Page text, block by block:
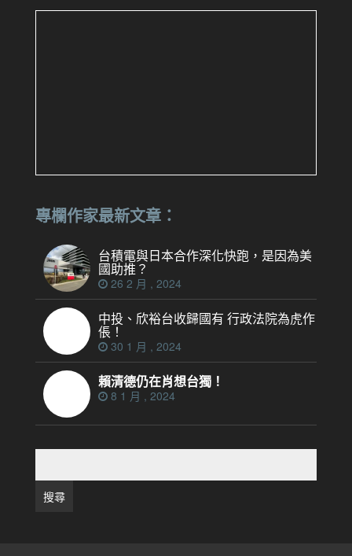
專欄作家最新文章：
台積電與日本合作深化快跑，是因為美
國助推？
26 2 月 , 2024
中投、欣裕台收歸國有 行政法院為虎作
倀！
30 1 月 , 2024
賴清德仍在肖想台獨！
8 1 月 , 2024
鍵